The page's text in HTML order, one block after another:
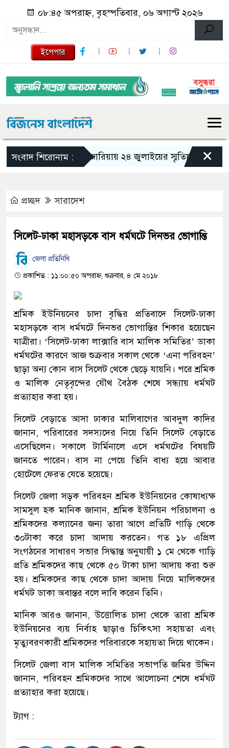
০৮:৪৫ অপরাহ্ন, বৃহস্পতিবার, ০৬ অগাস্ট ২০২৬
ইপেপার
সংবাদ শিরোনাম :গজারিয়ায় ২৪ জুলাইয়ের স্মৃতিচারণ: গুমের
×
প্রচ্ছদ সারাদেশ
সিলেট-ঢাকা মহাসড়কে বাস ধর্মঘটে দিনভর ভোগান্তি
জেলা প্রতিনিধি
প্রকাশিত : ১১:০০:৫০ অপরাহ্ন, শুক্রবার, ৪ মে ২০১৮
শ্রমিক ইউনিয়নের চাদা বৃদ্ধির প্রতিবাদে সিলেট-ঢাকা
মহাসড়কে বাস ধর্মঘটে দিনভর ভোগান্তির শিকার হয়েছেন
যাত্রীরা। ‘সিলেট-ঢাকা লাক্সারি বাস মালিক সমিতির’ ডাকা
ধর্মঘটের কারণে আজ শুক্রবার সকাল থেকে ‘এনা পরিবহন’
ছাড়া অন্য কোন বাস সিলেট থেকে ছেড়ে যায়নি। পরে শ্রমিক
ও মালিক নেতৃবৃন্দের যৌথ বৈঠক শেষে সন্ধ্যায় ধর্মঘট
প্রত্যাহার করা হয়।
সিলেট বেড়াতে আসা ঢাকার মালিবাগের আবদুল কাদির
জানান, পরিবারের সদস্যদের নিয়ে তিনি সিলেট বেড়াতে
এসেছিলেন। সকালে টার্মিনালে এসে ধর্মঘটের বিষয়টি
জানতে পারেন। বাস না পেয়ে তিনি বাধ্য হয়ে আবার
হোটেলে ফেরত যেতে হয়েছে।
সিলেট জেলা সড়ক পরিবহন শ্রমিক ইউনিয়নের কোষাধ্যক্ষ
সামসুল হক মানিক জানান, শ্রমিক ইউনিয়ন পরিচালনা ও
শ্রমিকদের কল্যানের জন্য তারা আগে প্রতিটি গাড়ি থেকে
৩০টাকা করে চাদা আদায় করতেন। গত ১৮ এপ্রিল
সংগঠনের সাধারণ সভার সিদ্ধান্ত অনুযায়ী ১ মে থেকে গাড়ি
প্রতি শ্রমিকদের কাছ থেকে ৫০ টাকা চাদা আদায় করা শুরু
হয়। শ্রমিকদের কাছ থেকে চাদা আদায় নিয়ে মালিকদের
ধর্মঘট ডাকা অবান্তর বলে দাবি করেন তিনি।
মানিক আরও জানান, উত্তোলিত চাদা থেকে তারা শ্রমিক
ইউনিয়নের ব্যয় নির্বাহ ছাড়াও চিকিৎসা সহায়তা এবং
মৃত্যুবরণকারী শ্রমিকদের পরিবারকে সহায়তা দিয়ে থাকেন।
সিলেট জেলা বাস মালিক সমিতির সভাপতি জমির উদ্দিন
জানান, পরিবহন শ্রমিকদের সাথে আলোচনা শেষে ধর্মঘট
প্রত্যাহার করা হয়েছে।
ট্যাগ :